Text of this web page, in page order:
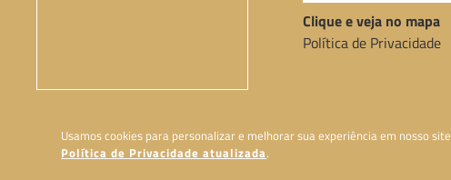
Clique e veja no mapa
Política de Privacidade
Usamos cookies para personalizar e melhorar sua experiência em nosso
Política de Privacidade atualizada.